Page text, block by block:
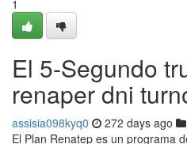
1
El 5-Segundo
renaper dni
assisia098kyq0 272 days ago
El Plan Renatep es un programa